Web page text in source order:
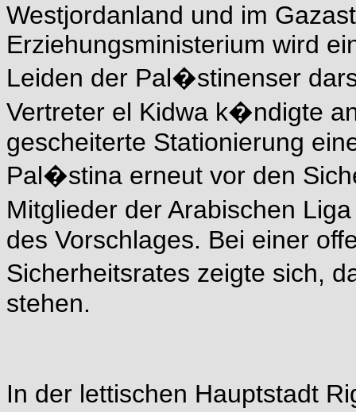
Westjordanland und im
Erziehungsministerium wird
Leiden der Pal�stinenser
Vertreter el Kidwa k�ndigte
gescheiterte Stationierung
Pal�stina erneut vor den
Mitglieder der Arabischen
des Vorschlages. Bei einer
Sicherheitsrates zeigte sich,
stehen.
In der lettischen Hauptstadt